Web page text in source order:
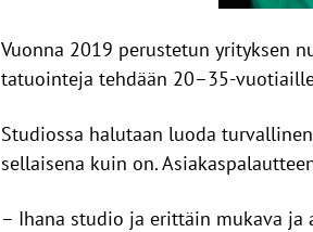
Vuonna 2019 perustetun yrityksen
tatuointeja tehdään 20–35-
Studiossa halutaan luoda
sellaisena kuin on.
– Ihana studio ja erittäin mukava